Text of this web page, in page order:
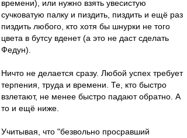
времени), или нужно взять увесистую
сучковатую палку и пиздить, пиздить и ещё раз
пиздить любого, кто хотя бы шнурки не того
цвета в бутсу вденет (а это не даст сделать
Федун).
Ничто не делается сразу. Любой успех требует
терпения, труда и времени. Те, кто быстро
взлетают, не менее быстро падают обратно. А
то и ещё ниже.
Учитывая, что "безвольно просравший